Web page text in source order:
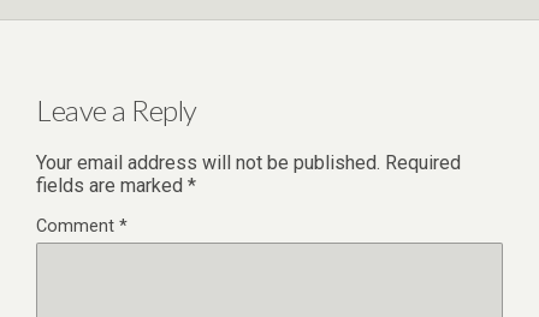
Leave a Reply
Your email address will not be published. Required
fields are marked *
Comment *